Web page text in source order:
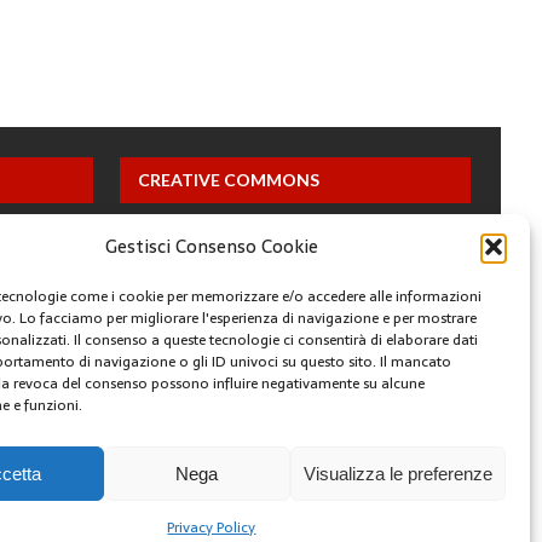
Gestisci Consenso Cookie
come i cookie per memorizzare e/o accedere alle informazioni
Lo facciamo per migliorare l'esperienza di navigazione e per mostrare
Il consenso a queste tecnologie ci consentirà di elaborare dati
di navigazione o gli ID univoci su questo sito. Il mancato
revoca del consenso possono influire negativamente su alcune
e funzioni.
Nega Visualizza le preferenze
Privacy Policy
CREATIVE COMMONS
Questa opera è concessa in licenza con i termini
ARCHIVI
FACEBOOK TWITTER INSTAGRAM